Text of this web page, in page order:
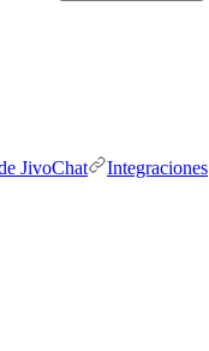
JivoChat Integraciones